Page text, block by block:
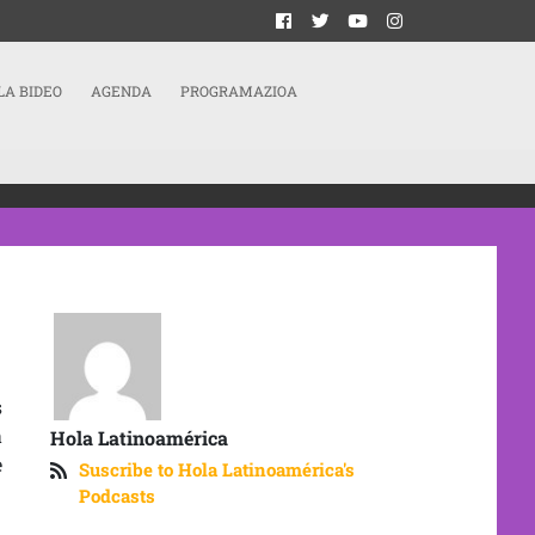
BIDEO AGENDA PROGRAMAZIOA
Hola Latinoamérica
Suscribe to Hola Latinoamérica's
Podcasts